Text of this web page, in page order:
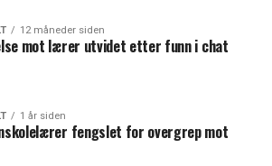
12 måneder siden
mot lærer utvidet etter funn i chat
1 år siden
fengslet for overgrep mot